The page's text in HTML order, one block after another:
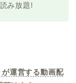
み放題!
運営する動画配